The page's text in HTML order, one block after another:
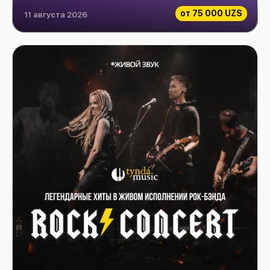
от 75 000 UZS
Paxtakor vs Al-Hussein
11 августа 2026